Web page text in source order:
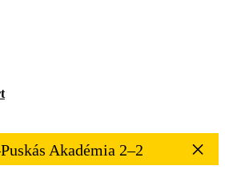
Akadémia 2–2